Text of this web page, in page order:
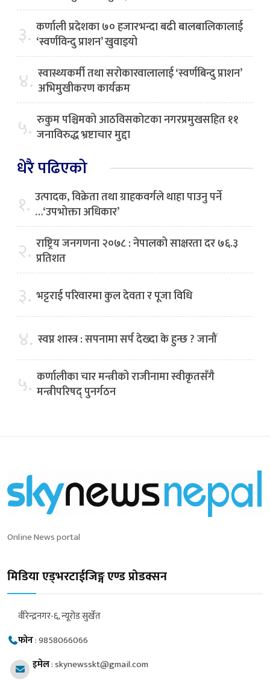
३. कर्णाली प्रदेशका ७० हजारभन्दा बढी बालबालिकालाई
‘स्वर्णविन्दु प्राशन’ खुवाइयो
४. स्वास्थ्यकर्मी तथा सरोकारवालालाई ‘स्वर्णबिन्दु प्राशन’
अभिमुखीकरण कार्यक्रम
५. रुकुम पश्चिमको आठविसकोटका नगरप्रमुखसहित ११
जनाविरुद्ध भ्रष्टाचार मुद्दा
धेरै पढिएको
१. उत्पादक, विक्रेता तथा ग्राहकवर्गले थाहा पाउनु पर्ने
…‘उपभोक्ता अधिकार’
२. राष्ट्रिय जनगणना २०७८ : नेपालको साक्षरता दर ७६.३
प्रतिशत
३. भट्टराई परिवारमा कुल देवता र पूजा विधि
४. स्वप्न शास्त्र : सपनामा सर्प देख्दा के हुन्छ ? जानौं
५. कर्णालीका चार मन्त्रीको राजीनामा स्वीकृतसँगै
मन्त्रीपरिषद् पुनर्गठन
Online News portal
मिडिया एड्भरटाईजिङ्ग एण्ड प्रोडक्सन
वीरेन्द्रनगर-६, न्यूरोड सुर्खेत
फोन:9858066066
इमेल:skynewsskt@gmail.com